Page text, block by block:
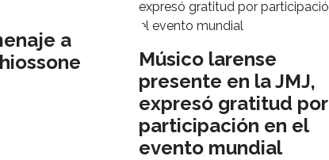
a
Músico larense
presente en la JMJ,
expresó gratitud por
participación en el
evento mundial